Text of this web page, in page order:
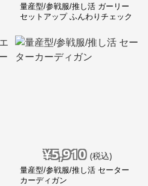
量産型/参戦服/推し活 ガーリー
セットアップ ふんわりチェック
¥5,910 (税込)
量産型/参戦服/推し活 セーター
カーディガン